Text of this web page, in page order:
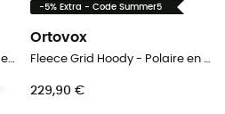
Fleece Light Hoody - Polaire en laine mérinos femme
-5% Extra - Code Summer5
Ortovox
Fleece Grid Hoody - Polaire en laine mérinos femme
229,90 €